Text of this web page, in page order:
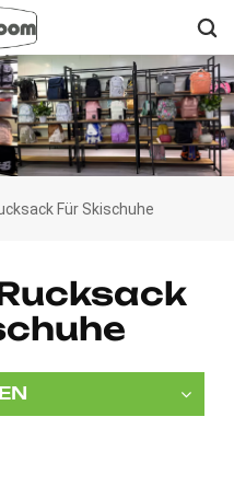
Für Skischuhe